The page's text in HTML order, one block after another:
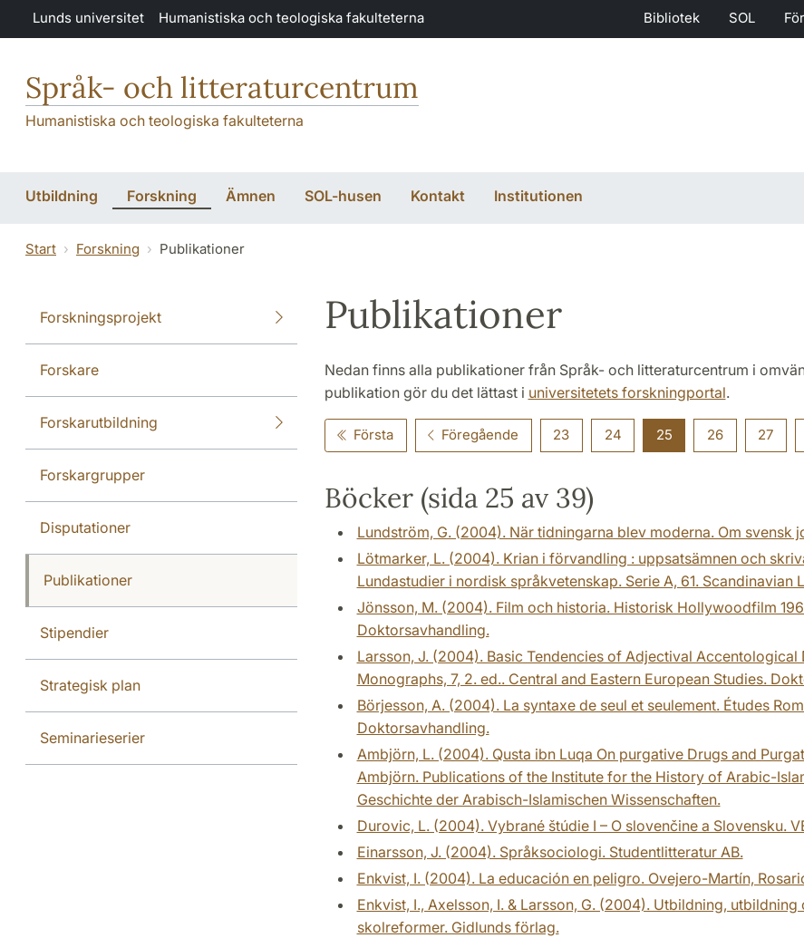
Hoppa till huvudinnehåll
Lunds universitet Humanistiska och teologiska fakulteterna Bibliotek SOL
Språk- och litteraturcentrum
Humanistiska och teologiska fakulteterna
Utbildning Forskning Ämnen SOL-husen Kontakt Institutionen
Start Forskning Publikationer
Forskningsprojekt
Forskare
Forskarutbildning
Forskargrupper
Disputationer
Publikationer
Stipendier
Strategisk plan
Seminarieserier
Publikationer
Nedan finns alla publikationer från Språk- och litteraturcentrum i
publikation gör du det lättast i universitetets forskningportal.
Första Föregående 23 24 25 26 27
Böcker (sida 25 av 39)
Lundström, G. (2004). När tidningarna blev moderna. Om svensk
Lötmarker, L. (2004). Krian i förvandling : uppsatsämnen och
Lundastudier i nordisk språkvetenskap. Serie A, 61. Scandinavian
Jönsson, M. (2004). Film och historia. Historisk Hollywoodfilm
Doktorsavhandling.
Larsson, J. (2004). Basic Tendencies of Adjectival
Monographs, 7, 2. ed.. Central and Eastern European Studies.
Börjesson, A. (2004). La syntaxe de seul et seulement. Études
Doktorsavhandling.
Ambjörn, L. (2004). Qusta ibn Luqa On purgative Drugs and
Ambjörn. Publications of the Institute for the History of Arabic-
Geschichte der Arabisch-Islamischen Wissenschaften.
Durovic, L. (2004). Vybrané štúdie I – O slovenčine a Slovensku.
Einarsson, J. (2004). Språksociologi. Studentlitteratur AB.
Enkvist, I. (2004). La educación en peligro. Ovejero-Martín,
Enkvist, I., Axelsson, I. & Larsson, G. (2004). Utbildning,
skolreformer. Gidlunds förlag.